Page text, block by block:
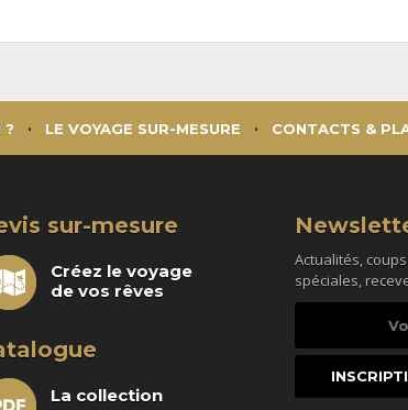
? LE VOYAGE SUR-MESURE CONTACTS &
sur-mesure
Créez le voyage
de vos rêves
La collection
Actualités,
spéciales,